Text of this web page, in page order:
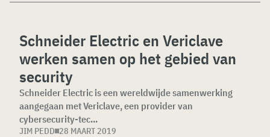
Schneider Electric en Vericlave
werken samen op het gebied van
security
Schneider Electric is een wereldwijde samenwerking
aangegaan met Vericlave, een provider van
cybersecurity-tec...
JIM PEDD 28 MAART 2019